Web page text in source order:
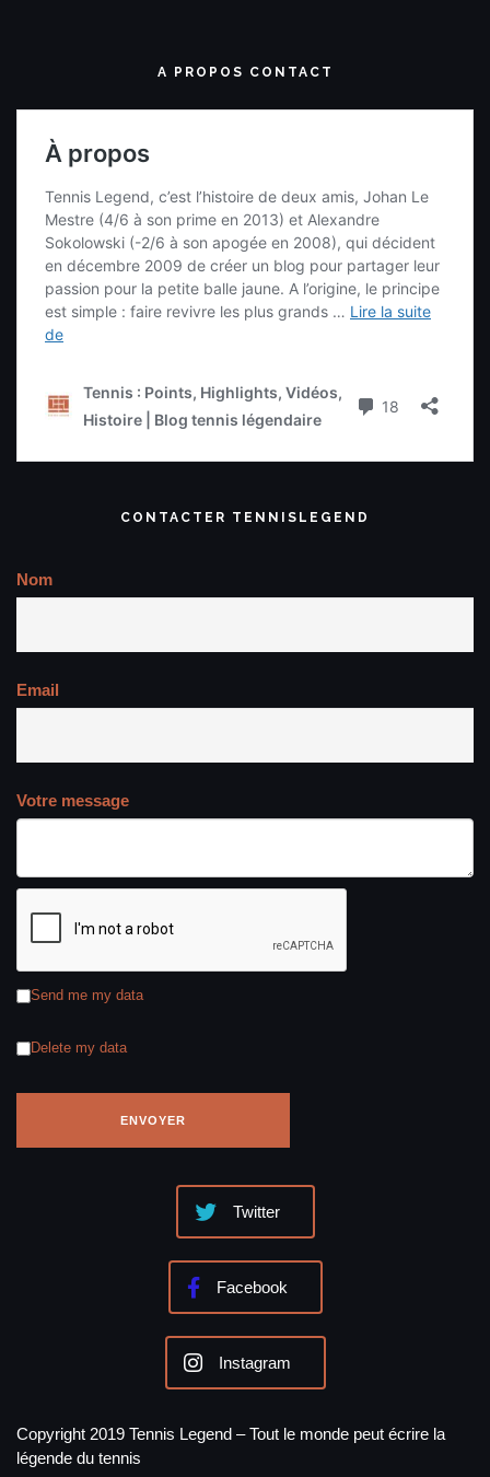
A PROPOS CONTACT
CONTACTER TENNISLEGEND
Nom
Email
Votre message
Send me my data
Delete my data
Twitter
Facebook
Instagram
Copyright 2019 Tennis Legend – Tout le monde peut écrire la
légende du tennis